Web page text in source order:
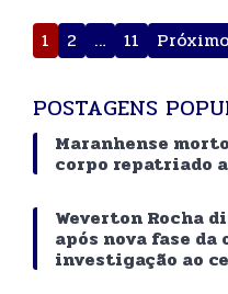
Paginação
de
1 2 … 11 Próximo
POSTAGENS
Maranhense
corpo repatriado
Weverton Rocha
após nova fase
investigação ao